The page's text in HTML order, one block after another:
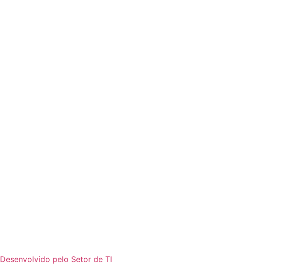
Desenvolvido pelo Setor de TI